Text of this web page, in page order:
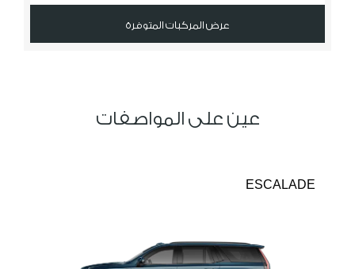
عرض المركبات المتوفرة
عين على المواصفات
ESCALADE